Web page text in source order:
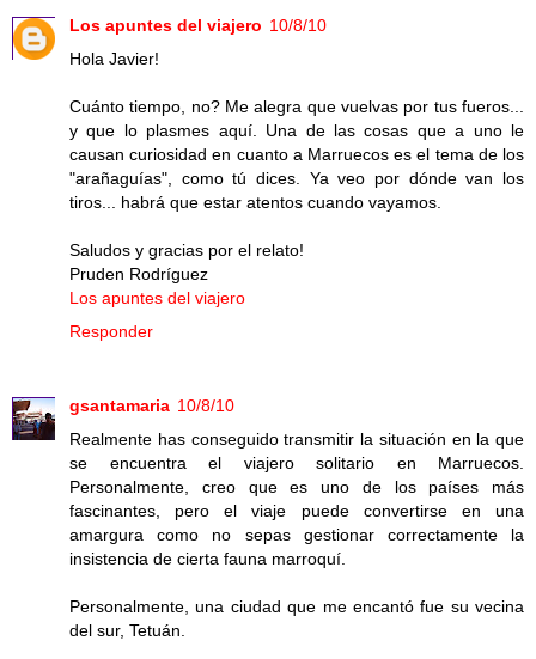
Los apuntes del viajero 10/8/10
Hola Javier!
Cuánto tiempo, no? Me alegra que vuelvas por tus fueros...
y que lo plasmes aquí. Una de las cosas que a uno le
causan curiosidad en cuanto a Marruecos es el tema de los
"arañaguías", como tú dices. Ya veo por dónde van los
tiros... habrá que estar atentos cuando vayamos.
Saludos y gracias por el relato!
Pruden Rodríguez
Los apuntes del viajero
Responder
gsantamaria 10/8/10
Realmente has conseguido transmitir la situación en la que
se encuentra el viajero solitario en Marruecos.
Personalmente, creo que es uno de los países más
fascinantes, pero el viaje puede convertirse en una
amargura como no sepas gestionar correctamente la
insistencia de cierta fauna marroquí.
Personalmente, una ciudad que me encantó fue su vecina
del sur, Tetuán.